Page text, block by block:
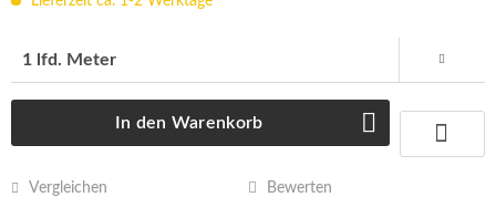
In den Warenkorb
Vergleichen Bewerten